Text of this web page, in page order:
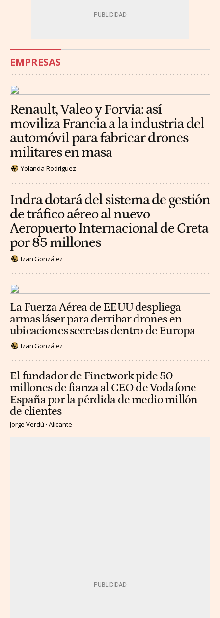
EMPRESAS
Renault, Valeo y Forvia: así
moviliza Francia a la industria del
automóvil para fabricar drones
militares en masa
Yolanda Rodríguez
Indra dotará del sistema de gestión
de tráfico aéreo al nuevo
Aeropuerto Internacional de Creta
por 85 millones
Izan González
La Fuerza Aérea de EEUU despliega
armas láser para derribar drones en
ubicaciones secretas dentro de Europa
Izan González
El fundador de Finetwork pide 50
millones de fianza al CEO de Vodafone
España por la pérdida de medio millón
de clientes
Jorge Verdú Alicante